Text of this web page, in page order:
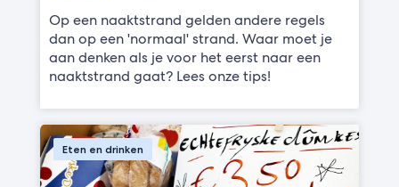
Op een naaktstrand gelden andere regels
dan op een 'normaal' strand. Waar moet je
aan denken als je voor het eerst naar een
naaktstrand gaat? Lees onze tips!
Eten en drinken